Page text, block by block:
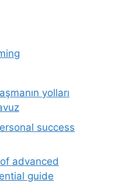
yolları
success
advanced
guide